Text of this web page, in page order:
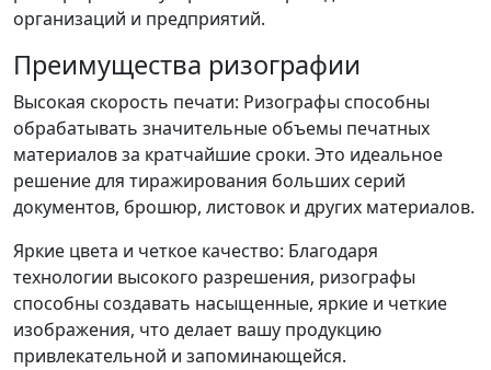
организаций и предприятий.
Преимущества ризографии
Высокая скорость печати: Ризографы способны
обрабатывать значительные объемы печатных
материалов за кратчайшие сроки. Это идеальное
решение для тиражирования больших серий
документов, брошюр, листовок и других материалов.
Яркие цвета и четкое качество: Благодаря
технологии высокого разрешения, ризографы
способны создавать насыщенные, яркие и четкие
изображения, что делает вашу продукцию
привлекательной и запоминающейся.